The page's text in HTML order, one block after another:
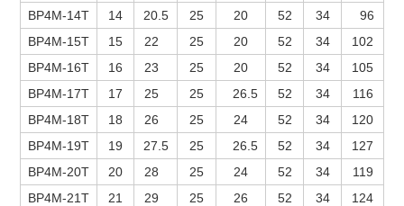
BP4M-14T
14 20.5 25 20 52 34
96
BP4M-15T
15 22 25 20 52 34
102
BP4M-16T
16 23 25 20 52 34
105
BP4M-17T
17 25 25 26.5 52 34
116
BP4M-18T
18 26 25 24 52 34
120
BP4M-19T
19 27.5 25 26.5 52 34
127
BP4M-20T
20 28 25 24 52 34
119
BP4M-21T
21 29 25 26 52 34 124